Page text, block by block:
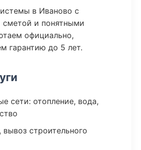
в Иваново с
сметой и понятными
официально,
гарантию до 5 лет.
сети: отопление, вода,
строительного